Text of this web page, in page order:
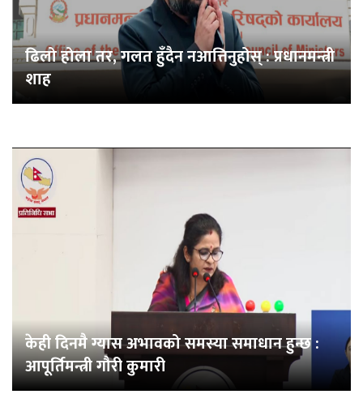
ढिलो होला तर, गलत हुँदैन नआत्तिनुहोस् : प्रधानमन्त्री
शाह
केही दिनमै ग्यास अभावको समस्या समाधान हुन्छ :
आपूर्तिमन्त्री गौरी कुमारी